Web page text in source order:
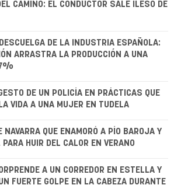
CAMINO: EL CONDUCTOR SALE ILESO DE
DE LA INDUSTRIA ESPAÑOLA:
ARRASTRA LA PRODUCCIÓN A UNA
DE UN POLICÍA EN PRÁCTICAS QUE
VIDA A UNA MUJER EN TUDELA
NAVARRA QUE ENAMORÓ A PÍO BAROJA Y
PARA HUIR DEL CALOR EN VERANO
A UN CORREDOR EN ESTELLA Y
FUERTE GOLPE EN LA CABEZA DURANTE